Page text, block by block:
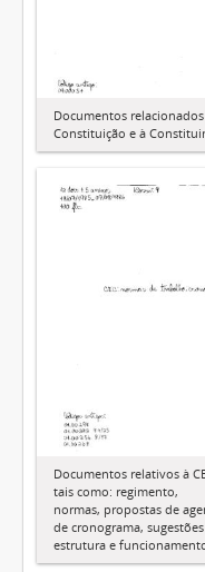
Documentos
Constituição e à
Documentos relativos à
tais como: regimento,
normas, propostas de
de cronograma,
estrutura e